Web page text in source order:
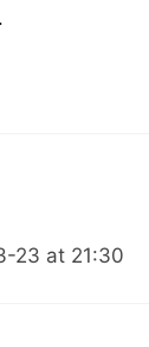
23 at 21:30